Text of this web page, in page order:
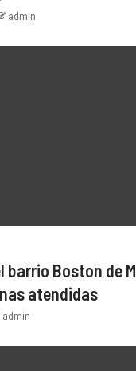
admin
barrio Boston de
atendidas
admin